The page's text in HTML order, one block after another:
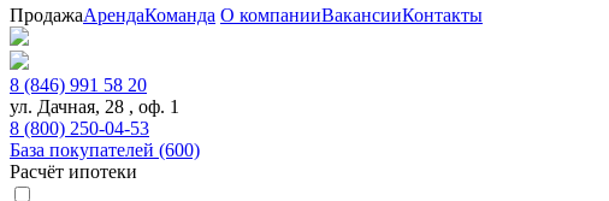
ПродажаАрендаКоманда О компанииВакансииКонтакты
8 (846) 991 58 20
ул. Дачная, 28 , оф. 1
8 (800) 250-04-53
База покупателей (600)
Расчёт ипотеки